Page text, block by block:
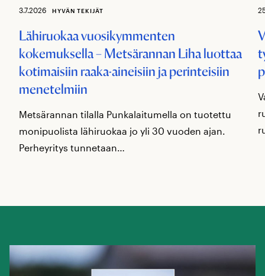
3.7.2026 HYVÄN TEKIJÄT
Lähiruokaa vuosikymmenten
kokemuksella – Metsärannan Liha luottaa
kotimaisiin raaka-aineisiin ja perinteisiin
menetelmiin
Metsärannan tilalla Punkalaitumella on tuotettu
monipuolista lähiruokaa jo yli 30 vuoden ajan.
Perheyritys tunnetaan…